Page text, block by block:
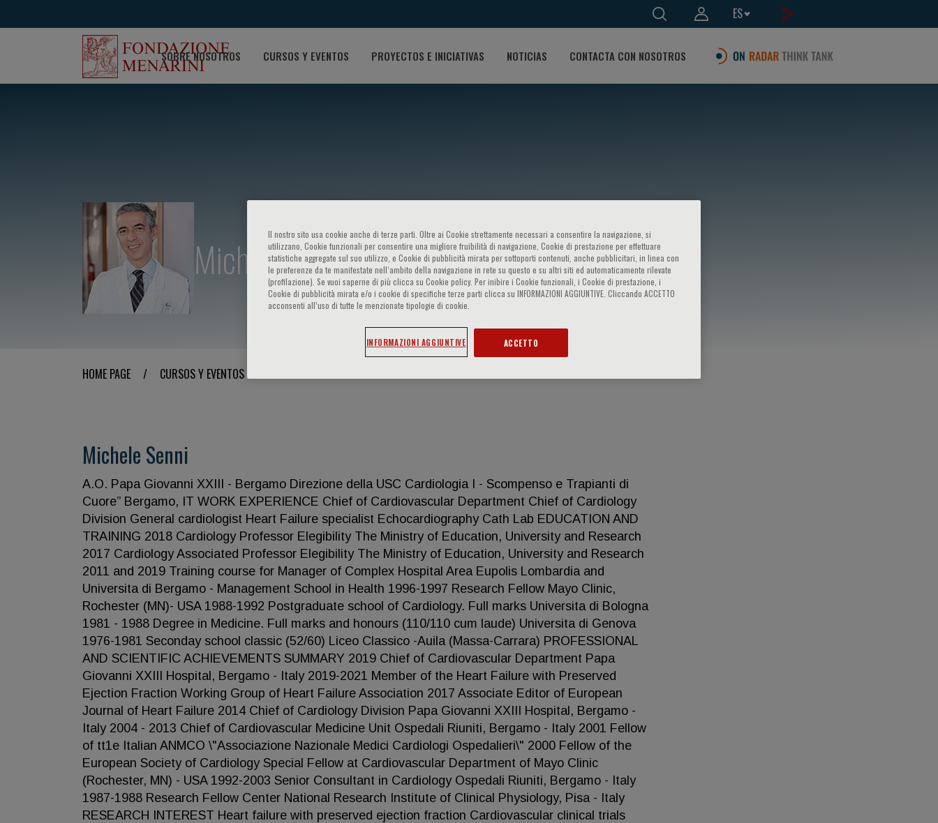
ES
SOBRE NOSOTROS CURSOS Y EVENTOS PROYECTOS E INICIATIVAS NOTICIAS CONTACTA CON NOSOTROS
Michele Senni
HOME PAGE / CURSOS Y EVENTOS
Michele Senni
A.O. Papa Giovanni XXIII - Bergamo Direzione della USC Cardiologia I - Scompenso e Trapianti di
Cuore” Bergamo, IT WORK EXPERIENCE Chief of Cardiovascular Department Chief of Cardiology
Division General cardiologist Heart Failure specialist Echocardiography Cath Lab EDUCATION AND
TRAINING 2018 Cardiology Professor Elegibility The Ministry of Education, University and Research
2017 Cardiology Associated Professor Elegibility The Ministry of Education, University and Research
2011 and 2019 Training course for Manager of Complex Hospital Area Eupolis Lombardia and
Universita di Bergamo - Management School in Health 1996-1997 Research Fellow Mayo Clinic,
Rochester (MN)- USA 1988-1992 Postgraduate school of Cardiology. Full marks Universita di Bologna
1981 - 1988 Degree in Medicine. Full marks and honours (110/110 cum laude) Universita di Genova
1976-1981 Seconday school classic (52/60) Liceo Classico -Auila (Massa-Carrara) PROFESSIONAL
AND SCIENTIFIC ACHIEVEMENTS SUMMARY 2019 Chief of Cardiovascular Department Papa
Giovanni XXIII Hospital, Bergamo - Italy 2019-2021 Member of the Heart Failure with Preserved
Ejection Fraction Working Group of Heart Failure Association 2017 Associate Editor of European
Journal of Heart Failure 2014 Chief of Cardiology Division Papa Giovanni XXIII Hospital, Bergamo -
Italy 2004 - 2013 Chief of Cardiovascular Medicine Unit Ospedali Riuniti, Bergamo - Italy 2001 Fellow
of tt1e Italian ANMCO \"Associazione Nazionale Medici Cardiologi Ospedalieri\" 2000 Fellow of the
European Society of Cardiology Special Fellow at Cardiovascular Department of Mayo Clinic
(Rochester, MN) - USA 1992-2003 Senior Consultant in Cardiology Ospedali Riuniti, Bergamo - Italy
1987-1988 Research Fellow Center National Research Institute of Clinical Physiology, Pisa - Italy
RESEARCH INTEREST Heart failure with preserved ejection fraction Cardiovascular clinical trials
Il nostro sito usa cookie anche di terze parti. Oltre ai Cookie strettamente necessari a consentire la navigazione, si
utilizzano, Cookie funzionali per consentire una migliore fruibilità di navigazione, Cookie di prestazione per effettuare
statistiche aggregate sul suo utilizzo, e Cookie di pubblicità mirata per sottoporti contenuti, anche pubblicitari, in linea con
le preferenze da te manifestate nell‘ambito della navigazione in rete su questo e su altri siti ed automaticamente rilevate
(profilazione). Se vuoi saperne di più clicca su Cookie policy. Per inibire i Cookie funzionali, i Cookie di prestazione, i
Cookie di pubblicità mirata e/o i cookie di specifiche terze parti clicca su INFORMAZIONI AGGIUNTIVE. Cliccando ACCETTO
acconsenti all’uso di tutte le menzionate tipologie di cookie.
INFORMAZIONI AGGIUNTIVE ACCETTO